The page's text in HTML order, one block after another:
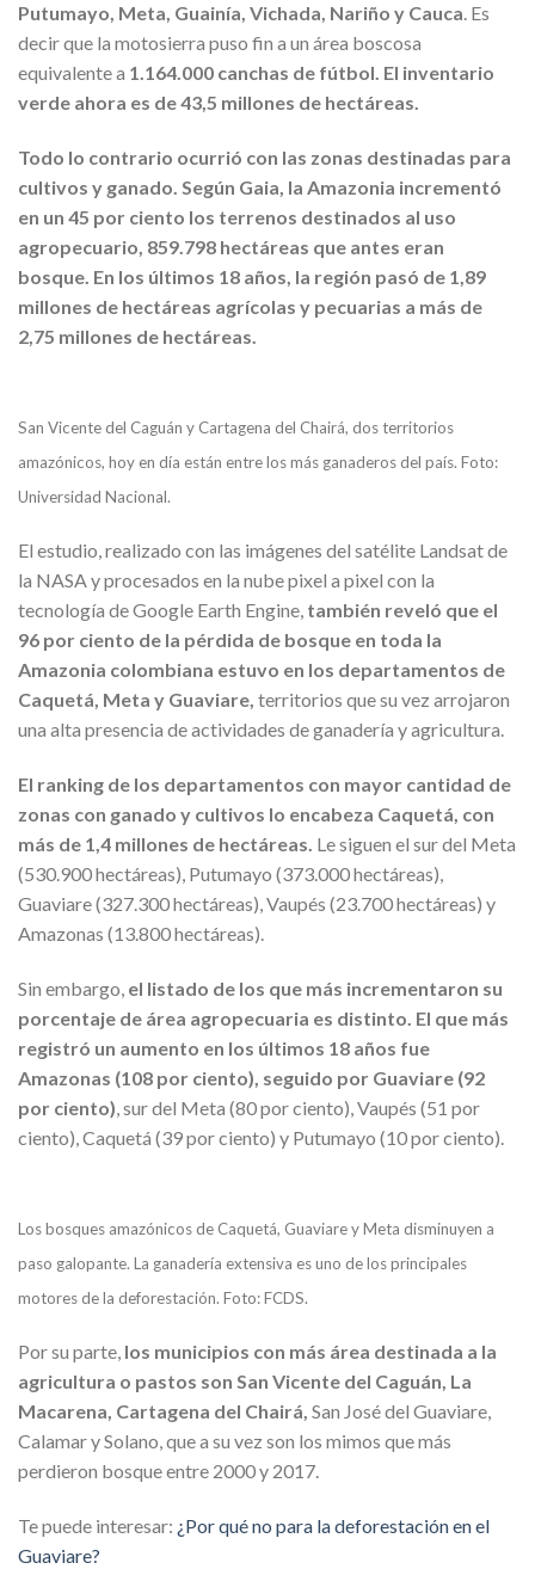
Putumayo, Meta, Guainía, Vichada, Nariño y Cauca. Es
decir que la motosierra puso fin a un área boscosa
equivalente a 1.164.000 canchas de fútbol. El inventario
verde ahora es de 43,5 millones de hectáreas.
Todo lo contrario ocurrió con las zonas destinadas para
cultivos y ganado. Según Gaia, la Amazonia incrementó
en un 45 por ciento los terrenos destinados al uso
agropecuario, 859.798 hectáreas que antes eran
bosque. En los últimos 18 años, la región pasó de 1,89
millones de hectáreas agrícolas y pecuarias a más de
2,75 millones de hectáreas.
San Vicente del Caguán y Cartagena del Chairá, dos territorios
amazónicos, hoy en día están entre los más ganaderos del país. Foto:
Universidad Nacional.
El estudio, realizado con las imágenes del satélite Landsat de
la NASA y procesados en la nube pixel a pixel con la
tecnología de Google Earth Engine, también reveló que el
96 por ciento de la pérdida de bosque en toda la
Amazonia colombiana estuvo en los departamentos de
Caquetá, Meta y Guaviare, territorios que su vez arrojaron
una alta presencia de actividades de ganadería y agricultura.
El ranking de los departamentos con mayor cantidad de
zonas con ganado y cultivos lo encabeza Caquetá, con
más de 1,4 millones de hectáreas. Le siguen el sur del Meta
(530.900 hectáreas), Putumayo (373.000 hectáreas),
Guaviare (327.300 hectáreas), Vaupés (23.700 hectáreas) y
Amazonas (13.800 hectáreas).
Sin embargo, el listado de los que más incrementaron su
porcentaje de área agropecuaria es distinto. El que más
registró un aumento en los últimos 18 años fue
Amazonas (108 por ciento), seguido por Guaviare (92
por ciento) , sur del Meta (80 por ciento), Vaupés (51 por
ciento), Caquetá (39 por ciento) y Putumayo (10 por ciento).
Los bosques amazónicos de Caquetá, Guaviare y Meta disminuyen a
paso galopante. La ganadería extensiva es uno de los principales
motores de la deforestación. Foto: FCDS.
Por su parte, los municipios con más área destinada a la
agricultura o pastos son San Vicente del Caguán, La
Macarena, Cartagena del Chairá, San José del Guaviare,
Calamar y Solano, que a su vez son los mimos que más
perdieron bosque entre 2000 y 2017.
Te puede interesar: ¿Por qué no para la deforestación en el
Guaviare?